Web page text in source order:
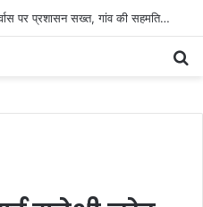
पेलमा परियोजना के विस्थापितों के पुनर्वास पर प्रशासन सख्त, गांव की सहमति से तय होगा नया ठिकाना